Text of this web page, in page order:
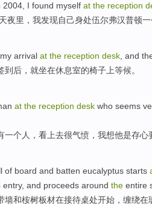
2004, I found myself at the reception
天夜里 ， 我发现自己身处伍尔弗汉普顿一
arrival at the reception desk , and
到后 ， 就坐在休息室的椅子上等候。
at the reception desk who seems
一个 人 ， 看上去很气愤 ， 我想他是存心
of board and batten eucalyptus starts
entry, and proceeds around the entire
墙和桉树板材在接待桌处开始， 缠绕在